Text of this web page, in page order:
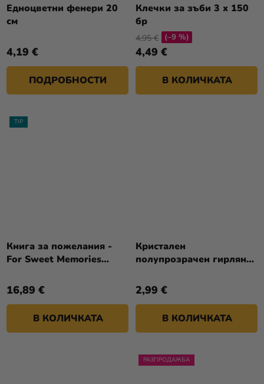
Едноцветни фенери 20
см
4,19 €
ПОДРОБНОСТИ
Клечки за зъби 3 x 150
бр
4,49 €
4,95 € (–9 %)
В КОЛИЧКАТА
TIP
Книга за пожелания -
For Sweet Memories
16,89 €
В КОЛИЧКАТА
Кристален
полупрозрачен гирлянд
2,99 €
В КОЛИЧКАТА
РАЗПРОДАЖБА